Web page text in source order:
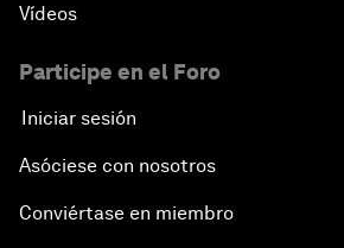
Vídeos
Participe en el Foro
Iniciar sesión
Asóciese con nosotros
Conviértase en miembro